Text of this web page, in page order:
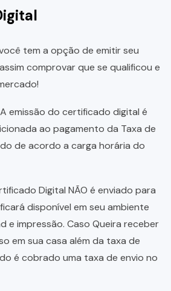
tem a opção de emitir seu
comprovar que se qualificou e
A emissão do certificado digital é
ao pagamento da Taxa de
de acordo a carga horária do
Digital NÃO é enviado para
disponível em seu ambiente
e impressão. Caso Queira receber
em sua casa além da taxa de
é cobrado uma taxa de envio no